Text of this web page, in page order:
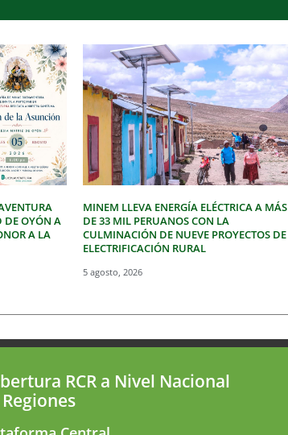
DE OYÓN A
A LA
MINEM LLEVA ENERGÍA ELÉCTRICA A MÁS
DE 33 MIL PERUANOS CON LA
CULMINACIÓN DE NUEVE PROYECTOS DE
ELECTRIFICACIÓN RURAL
5 agosto, 2026
RCR a Nivel Nacional